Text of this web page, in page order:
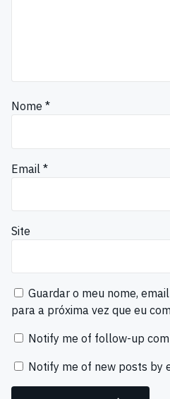
Nome *
Email *
Site
Guardar o meu nome,
para a próxima vez que eu
Notify me of follow-up
Notify me of new posts by